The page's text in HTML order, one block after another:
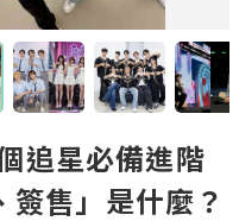
追星必備進階
簽售」是什麼？